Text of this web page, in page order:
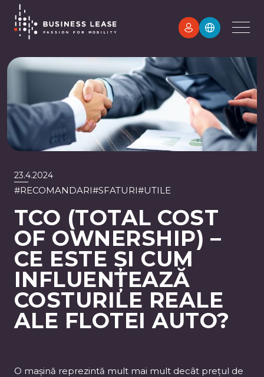
23.4.2024
#RECOMANDARI#SFATURI#UTILE
TCO (TOTAL COST
OF OWNERSHIP) –
CE ESTE ȘI CUM
INFLUENȚEAZĂ
COSTURILE REALE
ALE FLOTEI AUTO?
O mașină reprezintă mult mai mult decât prețul de